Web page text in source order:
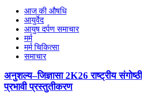
आज की औषधि
आयुर्वेद
आयुष दर्पण समाचार
मर्म
मर्म चिकित्सा
समाचार
अनुशल्य–जिज्ञासा 2K26 राष्ट्रीय
प्रभावी प्रस्तुतीकरण